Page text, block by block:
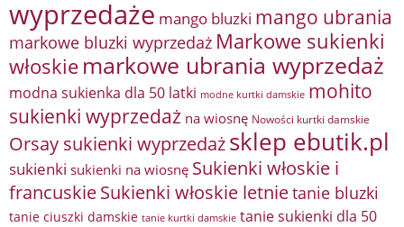
wyprzedaże mango bluzki mango ubrania
markowe bluzki wyprzedaż Markowe sukienki
włoskie markowe ubrania wyprzedaż
modna sukienka dla 50 latki modne kurtki damskie mohito
sukienki wyprzedaż na wiosnę Nowości kurtki damskie
Orsay sukienki wyprzedażsklep ebutik.pl
sukienki sukienki na wiosnę Sukienki włoskie i
francuskieSukienki włoskie letnietanie bluzki
tanie ciuszki damskie tanie kurtki damskie tanie sukienki dla 50